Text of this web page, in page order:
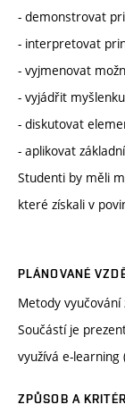
- demonstrovat
- interpretovat
- vyjmenovat
- vyjádřit
- diskutovat
- aplikovat
Studenti by měli
které získali v
PLÁNOVANÉ
Metody
Součástí je
využívá e-learning
ZPŮSOB A